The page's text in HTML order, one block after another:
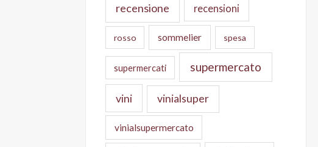
recensione recensioni
rosso sommelier spesa
supermercati supermercato
vini vinialsuper
vinialsupermercato